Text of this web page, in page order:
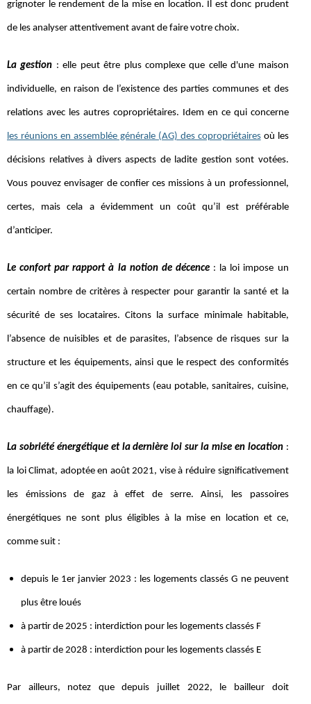
grignoter le rendement de la mise en location. Il est donc prudent
de les analyser attentivement avant de faire votre choix.
La gestion : elle peut être plus complexe que celle d'une maison
individuelle, en raison de l’existence des parties communes et des
relations avec les autres copropriétaires. Idem en ce qui concerne
les réunions en assemblée générale (AG) des copropriétairesoù les
décisions relatives à divers aspects de ladite gestion sont votées.
Vous pouvez envisager de confier ces missions à un professionnel,
certes, mais cela a évidemment un coût qu’il est préférable
d’anticiper.
Le confort par rapport à la notion de décence: la loi impose un
certain nombre de critères à respecter pour garantir la santé et la
sécurité de ses locataires. Citons la surface minimale habitable,
l’absence de nuisibles et de parasites, l’absence de risques sur la
structure et les équipements, ainsi que le respect des conformités
en ce qu’il s’agit des équipements (eau potable, sanitaires, cuisine,
chauffage).
La sobriété énergétique et la dernière loi sur la mise en location:
la loi Climat, adoptée en août 2021, vise à réduire significativement
les émissions de gaz à effet de serre. Ainsi, les passoires
énergétiques ne sont plus éligibles à la mise en location et ce,
comme suit :
depuis le 1er janvier 2023 : les logements classés G ne peuvent
plus être loués
à partir de 2025 : interdiction pour les logements classés F
à partir de 2028 : interdiction pour les logements classés E
Par ailleurs, notez que depuis juillet 2022, le bailleur doit